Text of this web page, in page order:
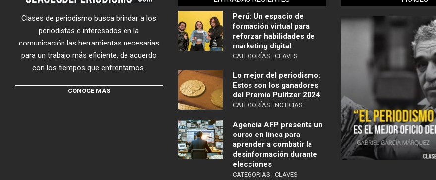
Clases de periodismo busca brindar a los
periodistas e interesados en la
comunicación las herramientas necesarias
para un trabajo más eficiente, de acuerdo
con los tiempos que enfrentamos.
CONOCE MÁS
Perú: Un espacio de
formación virtual para
reforzar habilidades de
marketing digital
CATEGORÍAS: CLAVES
Lo mejor del periodismo:
Estos son los ganadores
del Premio Pulitzer 2024
CATEGORÍAS: NOTICIAS
Agencia AFP presenta un
curso en línea para
aprender a combatir la
desinformación durante
elecciones
CATEGORÍAS: CLAVES